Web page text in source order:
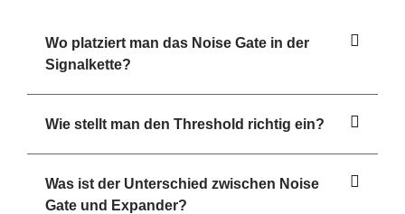
Wo platziert man das Noise Gate in der
Signalkette?
Wie stellt man den Threshold richtig ein?
Was ist der Unterschied zwischen Noise
Gate und Expander?